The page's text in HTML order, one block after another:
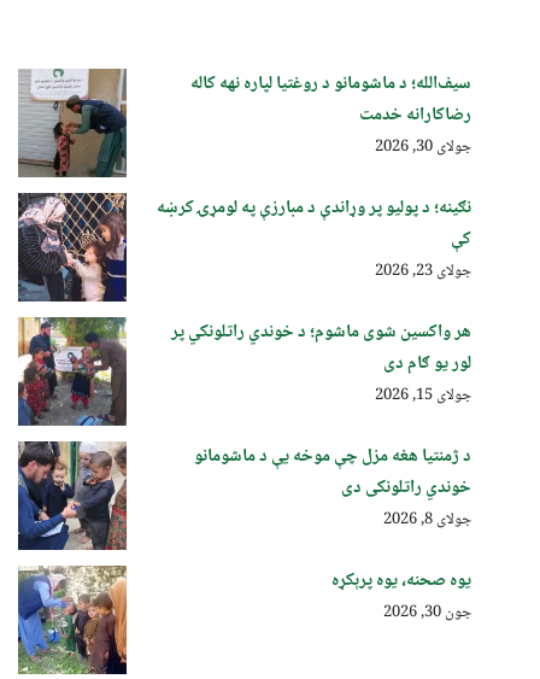
سیف‌الله؛ د ماشومانو د روغتیا لپاره نهه کاله
رضاکارانه خدمت
جولای 30, 2026
نګینه؛ د پولیو پر وړاندې د مبارزې په لومړۍ کرښه
کې
جولای 23, 2026
هر واکسین شوی ماشوم؛ د خوندي راتلونکي پر
لور یو ګام دی
جولای 15, 2026
د ژمنتیا هغه مزل چې موخه یې د ماشومانو
خوندي راتلونکی دی
جولای 8, 2026
یوه صحنه، یوه پرېکړه
جون 30, 2026